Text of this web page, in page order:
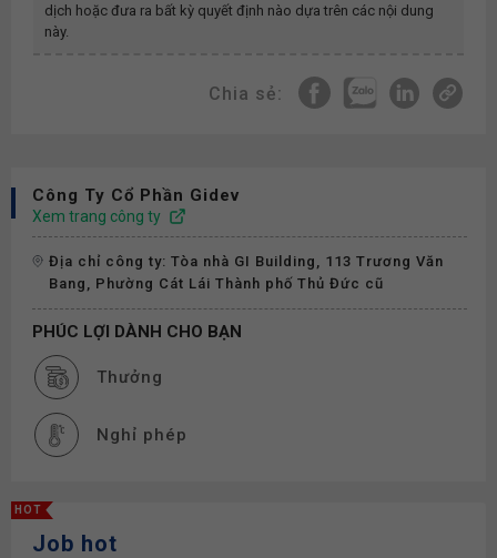
dịch hoặc đưa ra bất kỳ quyết định nào dựa trên các nội dung
này.
Chia sẻ:
Công Ty Cổ Phần Gidev
Xem trang công ty
Địa chỉ công ty: Tòa nhà GI Building, 113 Trương Văn
Bang, Phường Cát Lái Thành phố Thủ Đức cũ
PHÚC LỢI DÀNH CHO BẠN
Thưởng
Nghỉ phép
HOT
Job hot